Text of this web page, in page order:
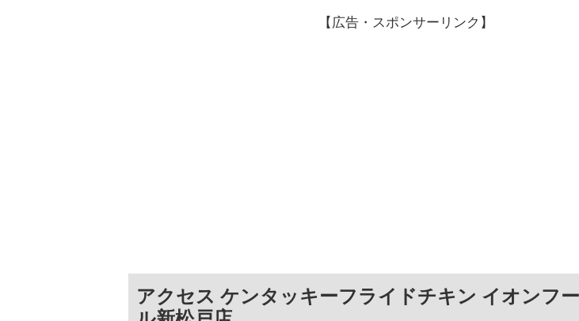
【広告・スポンサーリンク】
アクセス ケンタッキーフライドチキン イオンフ